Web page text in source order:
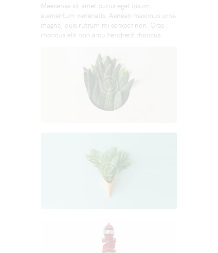
Maecenas sit amet purus eget ipsum
elementum venenatis. Aenean maximus urna
magna, quis rutrum mi semper non. Cras
rhoncus elit non arcu hendrerit rhoncus.